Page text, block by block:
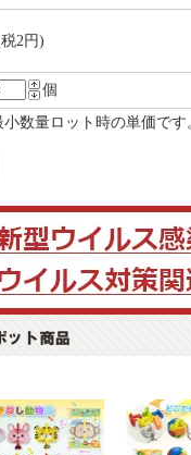
2円)
個
数量ロット時の単価で